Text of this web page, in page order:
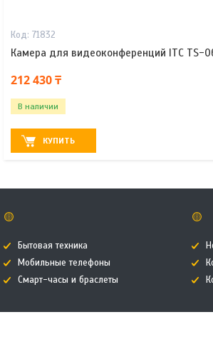
71832
Камера для видеоконференций ITC TS-
212 430 ₸
В наличии
КУПИТЬ
🟡
Бытовая техника
Мобильные телефоны
Смарт-часы и браслеты
🟡